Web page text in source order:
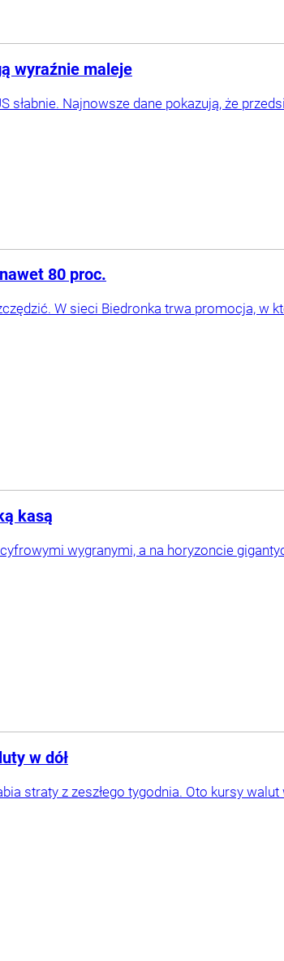
wyraźnie maleje
słabnie. Najnowsze dane pokazują, że
80 proc.
W sieci Biedronka trwa promocja, w
kasą
wygranymi, a na horyzoncie
w dół
straty z zeszłego tygodnia. Oto kursy